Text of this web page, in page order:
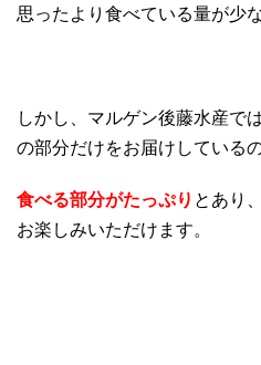
思ったより食べている量が少
しかし、マルゲン後藤水産で
の部分だけをお届けしているの
食べる部分がたっぷり とあり
お楽しみいただけます。